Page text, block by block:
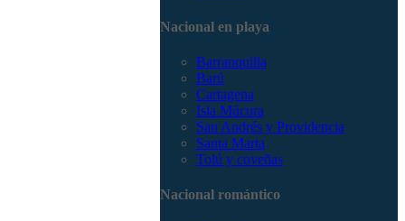
Nacional en playa
Barranquilla
Barú
Cartagena
Isla Múcura
San Andrés y Providencia
Santa Marta
Tolú y coveñas
Nacional romántico